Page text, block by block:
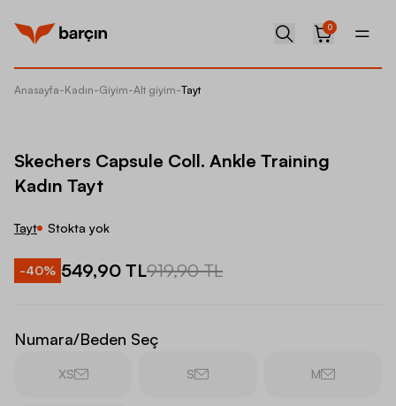
0
Anasayfa-Kadın-Giyim-Alt giyim-Tayt
Skechers Capsule Coll. Ankle Training
Kadın Tayt
Tayt Stokta yok
-40% 549,90 TL919,90 TL
Numara/Beden Seç
XS S M